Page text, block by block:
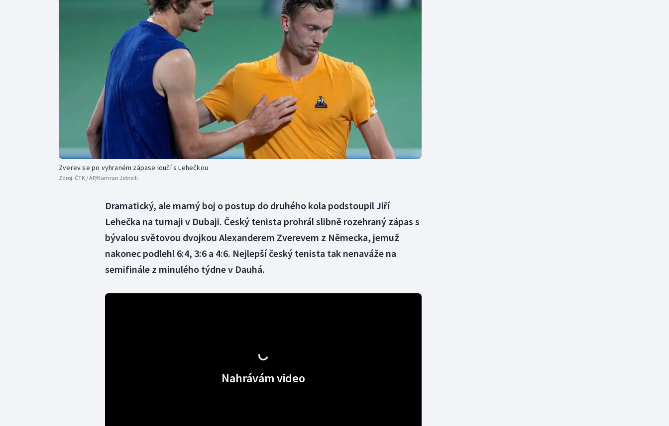
Curling
Dostihy
Florbal
Golf
Gymnastika
Moderní pětiboj
Motorsport
Olympijské hry
Parasport
Plavání
Plážový volejbal
Triatlon
Volejbal
Ostatní
Zverev se po vyhraném zápase loučí s Lehečkou
Zdroj: ČTK / AP/Kamran Jebreili
Dramatický, ale marný boj o postup do druhého kola podstoupil Jiří
Lehečka na turnaji v Dubaji. Český tenista prohrál slibně rozehraný zápas s
bývalou světovou dvojkou Alexanderem Zverevem z Německa, jemuž
nakonec podlehl 6:4, 3:6 a 4:6. Nejlepší český tenista tak nenaváže na
semifinále z minulého týdne v Dauhá.
Nahrávám video